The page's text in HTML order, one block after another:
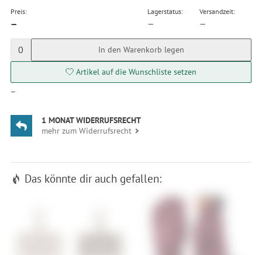
Preis:
—
Lagerstatus:
—
Versandzeit:
—
0 In den Warenkorb legen
Artikel auf die Wunschliste setzen
—
1 MONAT WIDERRUFSRECHT
mehr zum Widerrufsrecht
Das könnte dir auch gefallen: